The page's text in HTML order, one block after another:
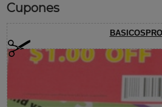
Cupones
BASICOSPRO